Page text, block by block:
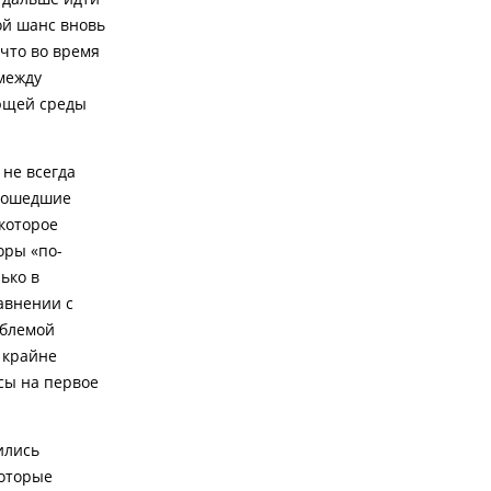
шанс вновь
во время
среды
всегда
«по-
в
с
на первое